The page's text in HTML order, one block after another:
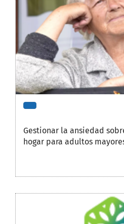
Gestionar la ansiedad
hogar para adultos